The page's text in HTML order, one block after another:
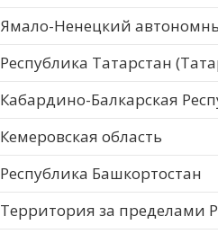
Ямало-Ненецкий
Республика Татарстан
Кабардино-Балкарская
Кемеровская область
Республика Башкортостан
Территория за пределами